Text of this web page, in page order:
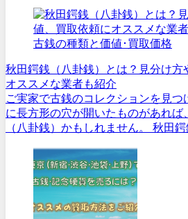
古銭の種類と価値･買取価格
秋田鍔銭（八卦銭）とは？見分け方
オススメな業者も紹介
ご実家で古銭のコレクションを見つ
に長方形の穴が開いたものがあれば
（八卦銭）かもしれません。 秋田